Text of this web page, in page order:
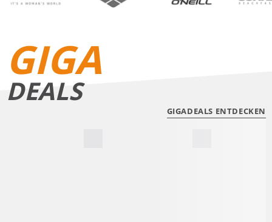
GIGA
DEALS
GIGADEALS ENTDECKEN